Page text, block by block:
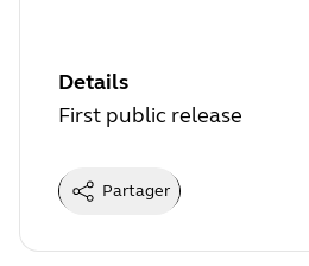
Details
First public release
Partager